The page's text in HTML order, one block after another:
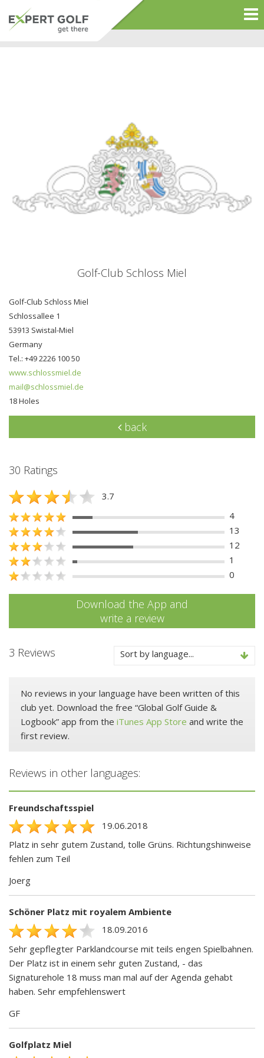
Golf-Club Schloss Miel
Golf-Club Schloss Miel
Schlossallee 1
53913 Swistal-Miel
Germany
Tel.: +49 2226 100 50
www.schlossmiel.de
mail@schlossmiel.de
18 Holes
back
30 Ratings
3.7
4
13
12
1
0
Download the App and
write a review
3 Reviews Sort by language...
No reviews in your language have been written of this
club yet. Download the free “Global Golf Guide &
Logbook” app from the iTunes App Store and write the
first review.
Reviews in other languages:
Freundschaftsspiel
19.06.2018
Platz in sehr gutem Zustand, tolle Grüns. Richtungshinweise
fehlen zum Teil
Joerg
Schöner Platz mit royalem Ambiente
18.09.2016
Sehr gepflegter Parklandcourse mit teils engen Spielbahnen.
Der Platz ist in einem sehr guten Zustand, - das
Signaturehole 18 muss man mal auf der Agenda gehabt
haben. Sehr empfehlenswert
GF
Golfplatz Miel